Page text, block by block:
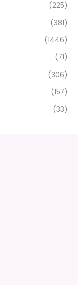
(225)
(381)
(1446)
(71)
(306)
(157)
(33)